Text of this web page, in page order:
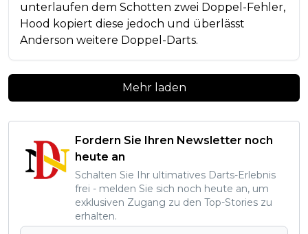
unterlaufen dem Schotten zwei Doppel-Fehler,
Hood kopiert diese jedoch und überlässt
Anderson weitere Doppel-Darts.
Mehr laden
Fordern Sie Ihren Newsletter noch
heute an
Schalten Sie Ihr ultimatives Darts-Erlebnis
frei - melden Sie sich noch heute an, um
exklusiven Zugang zu den Top-Stories zu
erhalten.